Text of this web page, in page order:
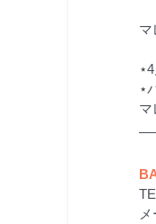
マ
⋆
マ